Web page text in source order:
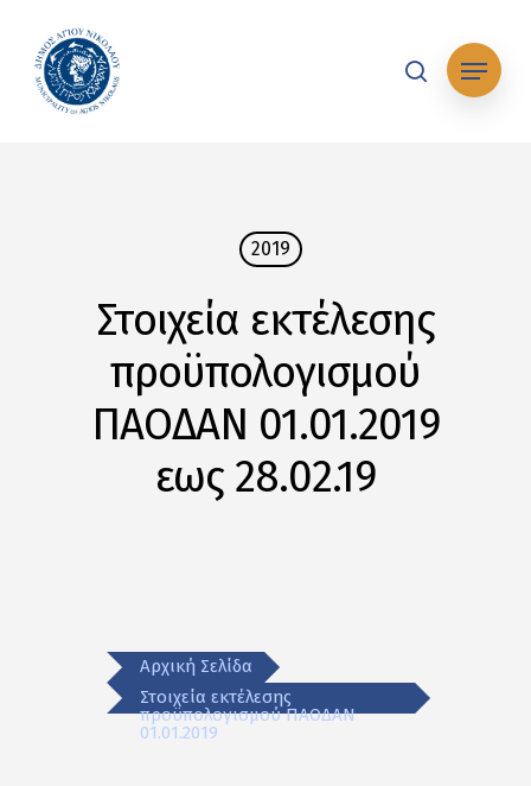
main
content
searchΜενού
2019
Στοιχεία εκτέλεσης
προϋπολογισμού
ΠΑΟΔΑΝ 01.01.2019
εως 28.02.19
Αρχική Σελίδα
Στοιχεία εκτέλεσης
προϋπολογισμού ΠΑΟΔΑΝ
01.01.2019